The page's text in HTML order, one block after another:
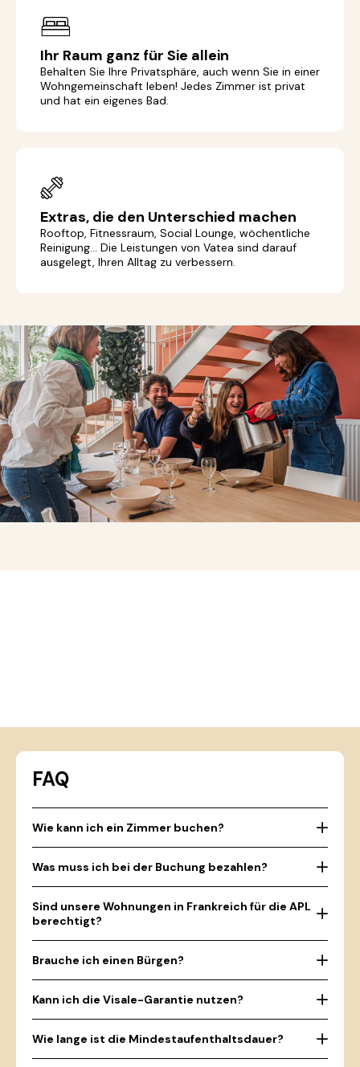
Ihr Raum ganz für Sie allein
Behalten Sie Ihre Privatsphäre, auch wenn Sie in einer
Wohngemeinschaft leben! Jedes Zimmer ist privat
und hat ein eigenes Bad.
Extras, die den Unterschied machen
Rooftop, Fitnessraum, Social Lounge, wöchentliche
Reinigung... Die Leistungen von Vatea sind darauf
ausgelegt, Ihren Alltag zu verbessern.
FAQ
Wie kann ich ein Zimmer buchen?
Was muss ich bei der Buchung bezahlen?
Sind unsere Wohnungen in Frankreich für die APL
berechtigt?
Brauche ich einen Bürgen?
Kann ich die Visale-Garantie nutzen?
Wie lange ist die Mindestaufenthaltsdauer?